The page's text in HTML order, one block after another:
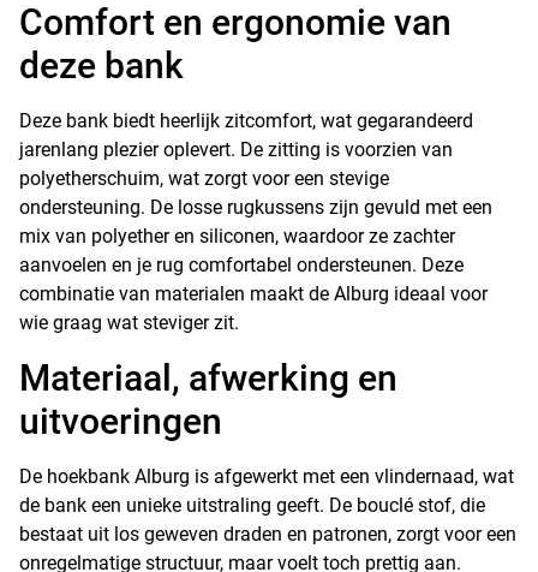
Comfort en ergonomie van
deze bank
Deze bank biedt heerlijk zitcomfort, wat gegarandeerd
jarenlang plezier oplevert. De zitting is voorzien van
polyetherschuim, wat zorgt voor een stevige
ondersteuning. De losse rugkussens zijn gevuld met een
mix van polyether en siliconen, waardoor ze zachter
aanvoelen en je rug comfortabel ondersteunen. Deze
combinatie van materialen maakt de Alburg ideaal voor
wie graag wat steviger zit.
Materiaal, afwerking en
uitvoeringen
De hoekbank Alburg is afgewerkt met een vlindernaad, wat
de bank een unieke uitstraling geeft. De bouclé stof, die
bestaat uit los geweven draden en patronen, zorgt voor een
onregelmatige structuur, maar voelt toch prettig aan.